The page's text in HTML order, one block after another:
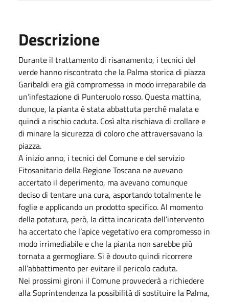
Descrizione
Durante il trattamento di risanamento, i tecnici del
verde hanno riscontrato che la Palma storica di piazza
Garibaldi era già compromessa in modo irreparabile da
un’infestazione di Punteruolo rosso. Questa mattina,
dunque, la pianta è stata abbattuta perché malata e
quindi a rischio caduta. Così alta rischiava di crollare e
di minare la sicurezza di coloro che attraversavano la
piazza.
A inizio anno, i tecnici del Comune e del servizio
Fitosanitario della Regione Toscana ne avevano
accertato il deperimento, ma avevano comunque
deciso di tentare una cura, asportando totalmente le
foglie e applicando un prodotto specifico. Al momento
della potatura, però, la ditta incaricata dell’intervento
ha accertato che l’apice vegetativo era compromesso in
modo irrimediabile e che la pianta non sarebbe più
tornata a germogliare. Si è dovuto quindi ricorrere
all’abbattimento per evitare il pericolo caduta.
Nei prossimi gironi il Comune provvederà a richiedere
alla Soprintendenza la possibilità di sostituire la Palma,